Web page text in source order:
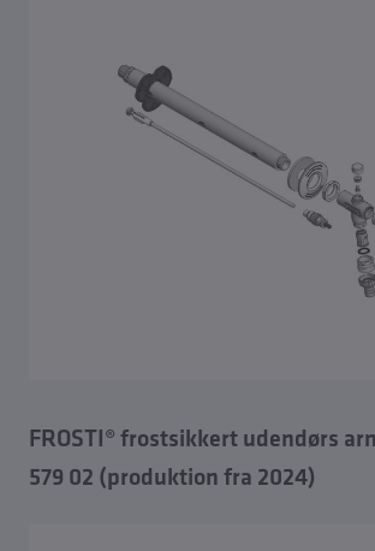
FROSTI® frostsikkert udendørs
579 02 (produktion fra 2024)